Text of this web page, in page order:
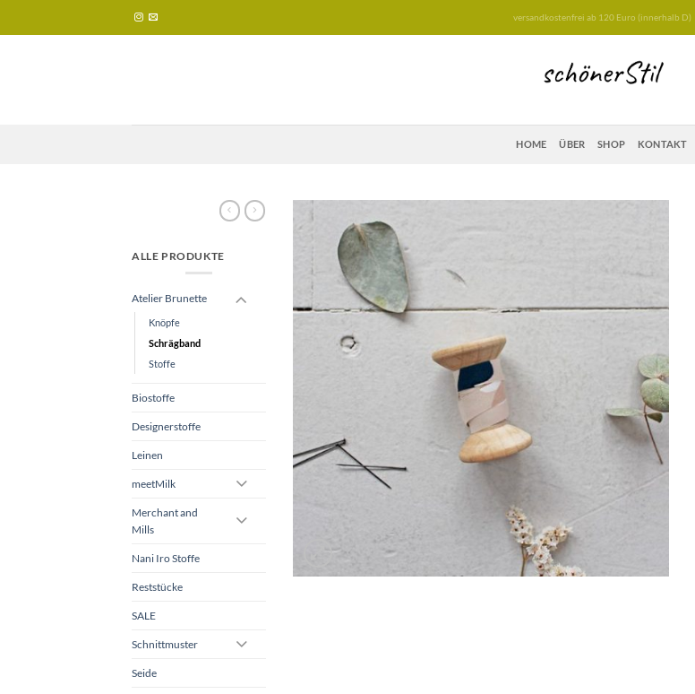
versandkostenfrei ab 120 Euro (innerhalb D)
HOME ÜBER SHOP KONTAKT
ALLE PRODUKTE
Atelier Brunette
Knöpfe
Schrägband
Stoffe
Biostoffe
Designerstoffe
Leinen
meetMilk
Merchant and
Mills
Nani Iro Stoffe
Reststücke
SALE
Schnittmuster
Seide